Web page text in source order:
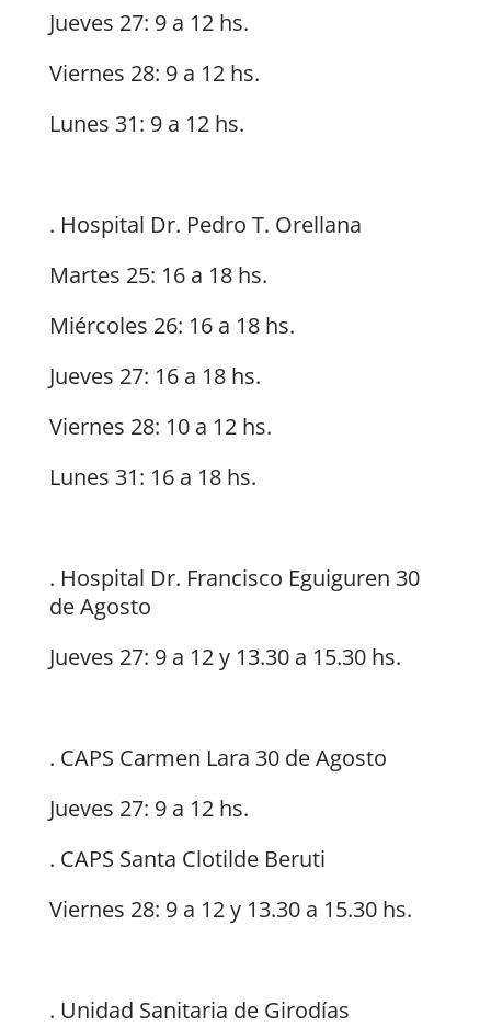
Jueves 27: 9 a 12 hs.
Viernes 28: 9 a 12 hs.
Lunes 31: 9 a 12 hs.
. Hospital Dr. Pedro T. Orellana
Martes 25: 16 a 18 hs.
Miércoles 26: 16 a 18 hs.
Jueves 27: 16 a 18 hs.
Viernes 28: 10 a 12 hs.
Lunes 31: 16 a 18 hs.
. Hospital Dr. Francisco Eguiguren 30
de Agosto
Jueves 27: 9 a 12 y 13.30 a 15.30 hs.
. CAPS Carmen Lara 30 de Agosto
Jueves 27: 9 a 12 hs.
. CAPS Santa Clotilde Beruti
Viernes 28: 9 a 12 y 13.30 a 15.30 hs.
. Unidad Sanitaria de Girodías